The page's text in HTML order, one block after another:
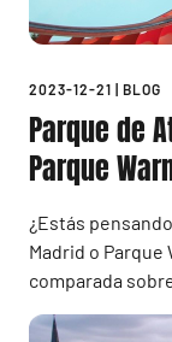
2023-12-21 | BLOG
Parque de
Parque
¿Estás
Madrid o
comparada